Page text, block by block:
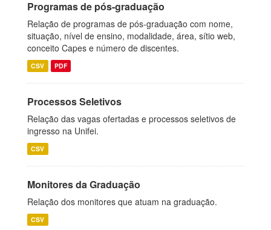
Programas de pós-graduação
Relação de programas de pós-graduação com nome,
situação, nível de ensino, modalidade, área, sítio web,
conceito Capes e número de discentes.
CSV PDF
Processos Seletivos
Relação das vagas ofertadas e processos seletivos de
ingresso na Unifei.
CSV
Monitores da Graduação
Relação dos monitores que atuam na graduação.
CSV